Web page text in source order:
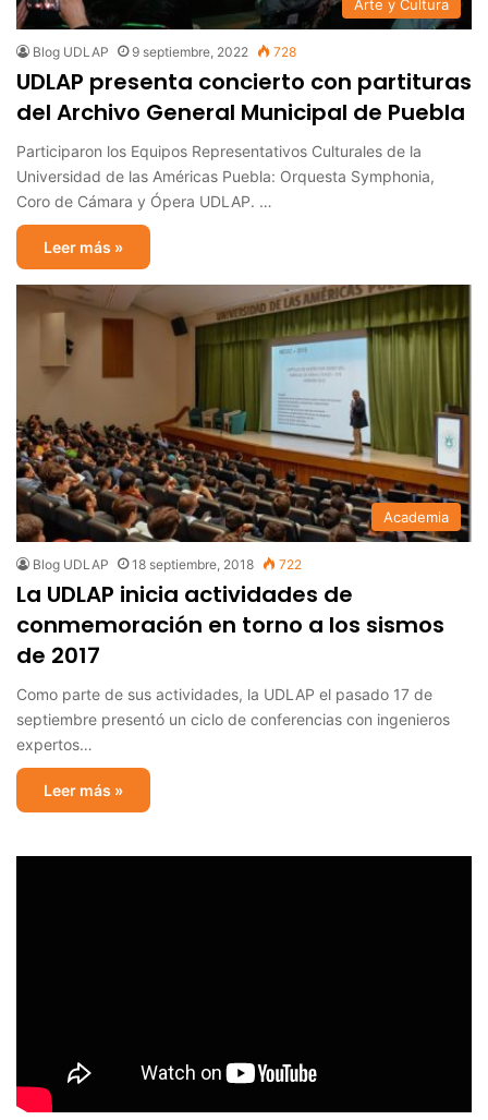
Arte y Cultura
Blog UDLAP 9 septiembre, 2022 728
UDLAP presenta concierto con partituras
del Archivo General Municipal de Puebla
Participaron los Equipos Representativos Culturales de la
Universidad de las Américas Puebla: Orquesta Symphonia,
Coro de Cámara y Ópera UDLAP. …
Leer más »
Academia
Blog UDLAP 18 septiembre, 2018 722
La UDLAP inicia actividades de
conmemoración en torno a los sismos
de 2017
Como parte de sus actividades, la UDLAP el pasado 17 de
septiembre presentó un ciclo de conferencias con ingenieros
expertos…
Leer más »